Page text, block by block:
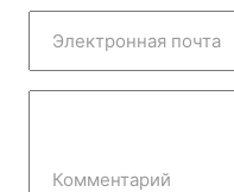
Электронная почта
Комментарий